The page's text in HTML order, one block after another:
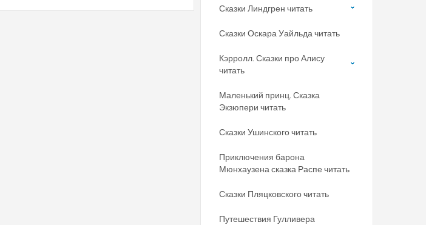
Сказки Линдгрен читать
Сказки Оскара Уайльда читать
Кэрролл. Сказки про Алису
читать
Маленький принц. Сказка
Экзюпери читать
Сказки Ушинского читать
Приключения барона
Мюнхаузена сказка Распе читать
Сказки Пляцковского читать
Путешествия Гулливера